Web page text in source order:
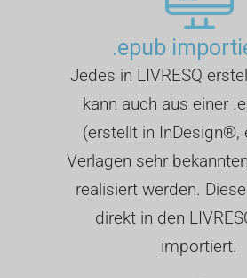
.epub
Jedes in LIVRESQ
kann auch aus einer
(erstellt in InDesign®,
Verlagen sehr
realisiert werden.
direkt in den
importiert.